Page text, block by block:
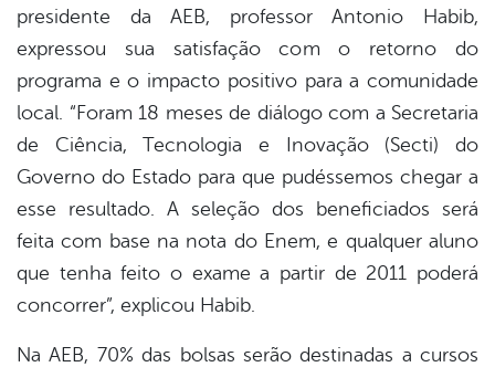
presidente da AEB, professor Antonio Habib,
expressou sua satisfação com o retorno do
programa e o impacto positivo para a comunidade
local. “Foram 18 meses de diálogo com a Secretaria
de Ciência, Tecnologia e Inovação (Secti) do
Governo do Estado para que pudéssemos chegar a
esse resultado. A seleção dos beneficiados será
feita com base na nota do Enem, e qualquer aluno
que tenha feito o exame a partir de 2011 poderá
concorrer”, explicou Habib.
Na AEB, 70% das bolsas serão destinadas a cursos